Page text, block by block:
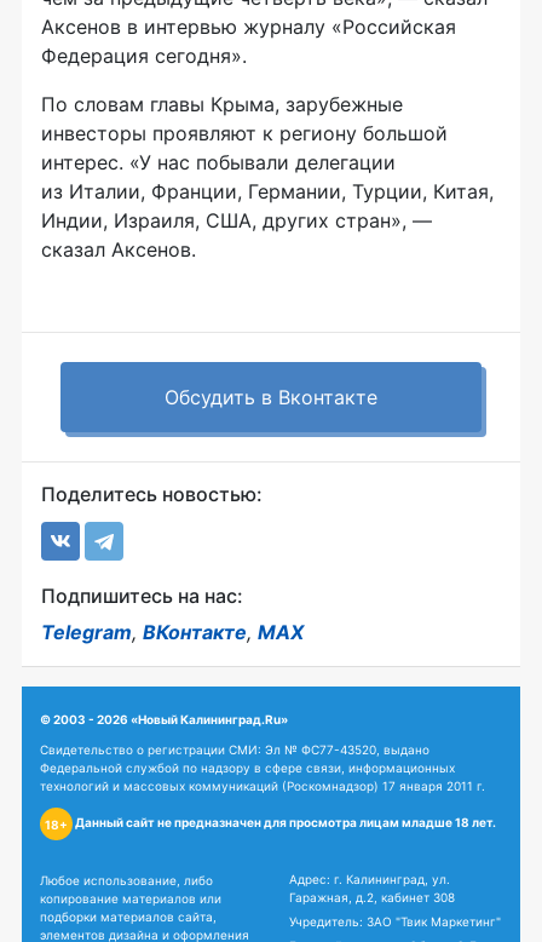
Аксенов в интервью журналу «Российская
Федерация сегодня».
По словам главы Крыма, зарубежные
инвесторы проявляют к региону большой
интерес. «У нас побывали делегации
из Италии, Франции, Германии, Турции, Китая,
Индии, Израиля, США, других стран», —
сказал Аксенов.
Обсудить в Вконтакте
Поделитесь новостью:
Подпишитесь на нас:
Telegram, ВКонтакте, MAX
© 2003 - 2026 «Новый Калининград.Ru»
Свидетельство о регистрации СМИ: Эл № ФС77-43520, выдано
Федеральной службой по надзору в сфере связи, информационных
технологий и массовых коммуникаций (Роскомнадзор) 17 января 2011 г.
18+ Данный сайт не предназначен для просмотра лицам младше 18 лет.
Любое использование, либо
копирование материалов или
подборки материалов сайта,
элементов дизайна и оформления
Адрес: г. Калининград, ул.
Гаражная, д.2, кабинет 308
Учредитель: ЗАО "Твик Маркетинг"